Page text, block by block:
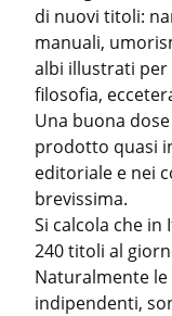
di nuovi titoli:
manuali,
albi illustrati per
filosofia,
Una buona
prodotto quasi
editoriale e nei
brevissima.
Si calcola che
240 titoli al
Naturalmente
indipendenti,